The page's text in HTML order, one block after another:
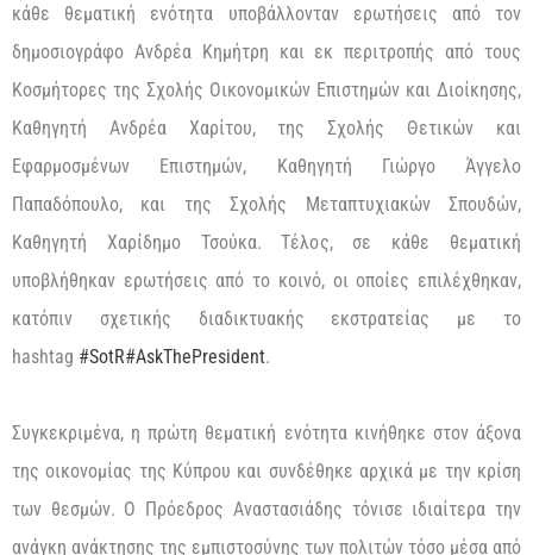
κάθε θεματική ενότητα υποβάλλονταν ερωτήσεις από τον
δημοσιογράφο Ανδρέα Κημήτρη και εκ περιτροπής από τους
Kοσμήτορες της Σχολής Οικονομικών Επιστημών και Διοίκησης,
Καθηγητή Ανδρέα Χαρίτου, της Σχολής Θετικών και
Εφαρμοσμένων Επιστημών, Καθηγητή Γιώργο Άγγελο
Παπαδόπουλο, και της Σχολής Μεταπτυχιακών Σπουδών,
Καθηγητή Χαρίδημο Τσούκα. Τέλος, σε κάθε θεματική
υποβλήθηκαν ερωτήσεις από το κοινό, οι οποίες επιλέχθηκαν,
κατόπιν σχετικής διαδικτυακής εκστρατείας με το
hashtag #SotR#AskThePresident.
Συγκεκριμένα, η πρώτη θεματική ενότητα κινήθηκε στον άξονα
της οικονομίας της Κύπρου και συνδέθηκε αρχικά με την κρίση
των θεσμών. Ο Πρόεδρος Αναστασιάδης τόνισε ιδιαίτερα την
ανάγκη ανάκτησης της εμπιστοσύνης των πολιτών τόσο μέσα από